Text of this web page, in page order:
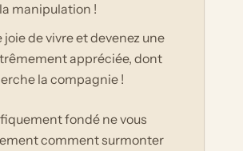
manipulation !
joie de vivre et devenez une
appréciée, dont
la compagnie !
fondé ne vous
comment surmonter